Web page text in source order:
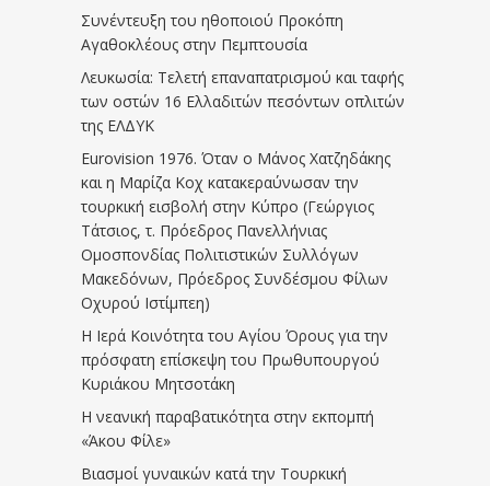
Συνέντευξη του ηθοποιού Προκόπη
Αγαθοκλέους στην Πεμπτουσία
Λευκωσία: Τελετή επαναπατρισμού και ταφής
των οστών 16 Ελλαδιτών πεσόντων οπλιτών
της ΕΛΔΥΚ
Eurovision 1976. Όταν ο Μάνος Χατζηδάκης
και η Μαρίζα Κοχ κατακεραύνωσαν την
τουρκική εισβολή στην Κύπρο (Γεώργιος
Τάτσιος, τ. Πρόεδρος Πανελλήνιας
Ομοσπονδίας Πολιτιστικών Συλλόγων
Μακεδόνων, Πρόεδρος Συνδέσμου Φίλων
Οχυρού Ιστίμπεη)
Η Ιερά Κοινότητα του Αγίου Όρους για την
πρόσφατη επίσκεψη του Πρωθυπουργού
Κυριάκου Μητσοτάκη
Η νεανική παραβατικότητα στην εκπομπή
«Άκου Φίλε»
Βιασμοί γυναικών κατά την Τουρκική